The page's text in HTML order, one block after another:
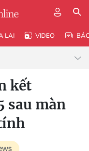
LAI VIDEO
kết
sau màn